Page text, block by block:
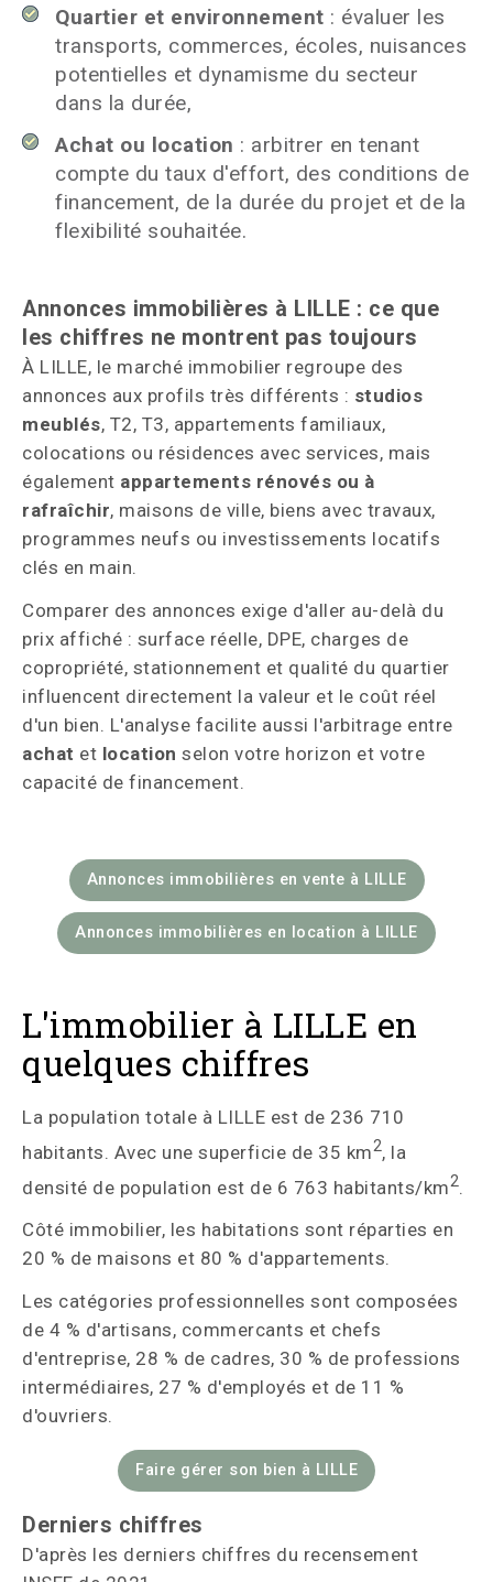
Quartier et environnement : évaluer les
transports, commerces, écoles, nuisances
potentielles et dynamisme du secteur
dans la durée,
Achat ou location : arbitrer en tenant
compte du taux d'effort, des conditions de
financement, de la durée du projet et de la
flexibilité souhaitée.
Annonces immobilières à LILLE : ce que
les chiffres ne montrent pas toujours
À LILLE, le marché immobilier regroupe des
annonces aux profils très différents : studios
meublés, T2, T3, appartements familiaux,
colocations ou résidences avec services, mais
également appartements rénovés ou à
rafraîchir, maisons de ville, biens avec travaux,
programmes neufs ou investissements locatifs
clés en main.
Comparer des annonces exige d'aller au-delà du
prix affiché : surface réelle, DPE, charges de
copropriété, stationnement et qualité du quartier
influencent directement la valeur et le coût réel
d'un bien. L'analyse facilite aussi l'arbitrage entre
achat et location selon votre horizon et votre
capacité de financement.
Annonces immobilières en vente à LILLE
Annonces immobilières en location à LILLE
L'immobilier à LILLE en
quelques chiffres
La population totale à LILLE est de 236 710
habitants. Avec une superficie de 35 km2, la
densité de population est de 6 763 habitants/km2.
Côté immobilier, les habitations sont réparties en
20 % de maisons et 80 % d'appartements.
Les catégories professionnelles sont composées
de 4 % d'artisans, commercants et chefs
d'entreprise, 28 % de cadres, 30 % de professions
intermédiaires, 27 % d'employés et de 11 %
d'ouvriers.
Faire gérer son bien à LILLE
Derniers chiffres
D'après les derniers chiffres du recensement